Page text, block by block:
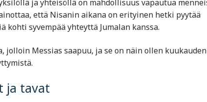
ja yhteisöllä on mahdollisuus vapautua
että Nisanin aikana on erityinen hetki pyytää
syvempää yhteyttä Jumalan kanssa.
jolloin Messias saapuu, ja se on näin ollen
ja tavat